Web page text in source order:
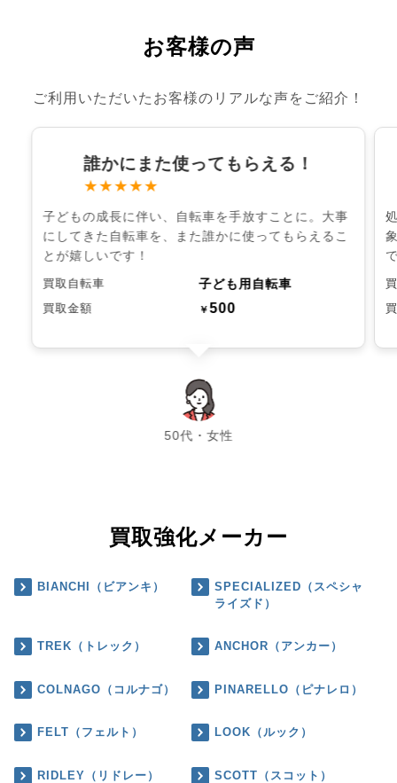
お客様の声
ご利用いただいたお客様のリアルな声をご紹介！
誰かにまた使ってもらえる！
★★★★★
子どもの成長に伴い、自転車を手放すことに。大事
にしてきた自転車を、また誰かに使ってもらえるこ
とが嬉しいです！
買取自転車 子ども用自転車
買取金額 ￥500
50代・女性
chevron_left chevron_right
買取強化メーカー
BIANCHI（ビアンキ）
SPECIALIZED（スペシャ
ライズド）
TREK（トレック） ANCHOR（アンカー）
COLNAGO（コルナゴ） PINARELLO（ピナレロ）
FELT（フェルト） LOOK（ルック）
RIDLEY（リドレー） SCOTT（スコット）